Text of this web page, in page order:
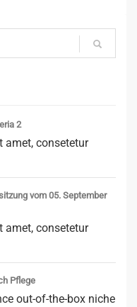
2
amet, consetetur
vom 05. September
amet, consetetur
Pflege
out-of-the-box niche